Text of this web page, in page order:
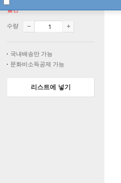
절판
수량
국내배송만 가능
문화비소득공제 가능
리스트에 넣기